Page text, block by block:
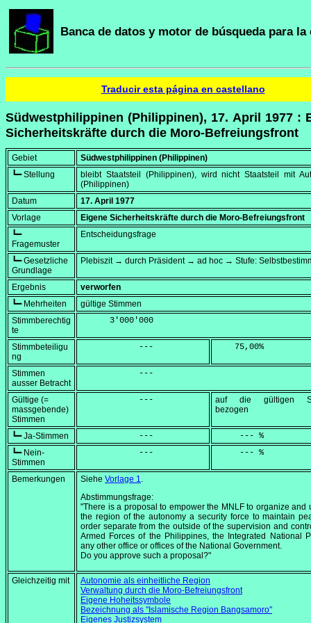
Banca de datos y motor de búsqueda para
Traducir esta página en castellano
Südwestphilippinen (Philippinen), 17. April 1977 :
Sicherheitskräfte durch die Moro-Befreiungsfront
Gebiet
Südwestphilippinen (Philippinen)
┗━ Stellung
bleibt Staatsteil (Philippinen), wird nicht Staatsteil mit
(Philippinen)
Datum
17. April 1977
Vorlage
Eigene Sicherheitskräfte durch die Moro-Befreiungsfront
┗━
Fragemuster
Entscheidungsfrage
┗━ Gesetzliche
Grundlage
Plebiszit → durch Präsident → ad hoc → Stufe:
Ergebnis
verworfen
┗━ Mehrheiten
gültige Stimmen
Stimmberechtig
te
      3'000'000
Stimmbeteiligu
ng
            ---
    75,00
%
Stimmen
ausser Betracht
            ---
Gültige (=
massgebende)
Stimmen
            ---
auf die gültigen
bezogen
┗━ Ja-Stimmen
            ---
     --- %
┗━ Nein-
Stimmen
            ---
     --- %
Bemerkungen Siehe Vorlage 1.
Abstimmungsfrage:
"There is a proposal to empower the MNLF to organize and
the region of the autonomy a security force to maintain
order separate from the outside of the supervision and
Armed Forces of the Philippines, the Integrated National
any other office or offices of the National Government.
Do you approve such a proposal?"
Gleichzeitig mit
Autonomie als einheitliche Region
Verwaltung durch die Moro-Befreiungsfront
Eigene Hoheitssymbole
Bezeichnung als "Islamische Region Bangsamoro"
Eigenes Justizsystem